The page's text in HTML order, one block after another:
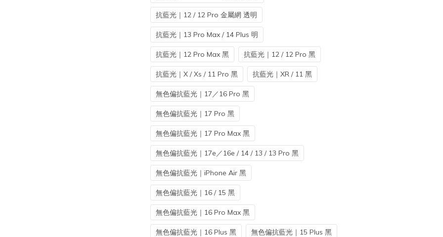
抗藍光｜12 / 12 Pro 金屬網 透明
抗藍光｜13 Pro Max / 14 Plus 明
抗藍光｜12 Pro Max 黑 抗藍光｜12 / 12 Pro 黑
抗藍光｜X / Xs / 11 Pro 黑 抗藍光｜XR / 11 黑
無色偏抗藍光｜17／16 Pro 黑
無色偏抗藍光｜17 Pro 黑
無色偏抗藍光｜17 Pro Max 黑
無色偏抗藍光｜17e／16e / 14 / 13 / 13 Pro 黑
無色偏抗藍光｜iPhone Air 黑
無色偏抗藍光｜16 / 15 黑
無色偏抗藍光｜16 Pro Max 黑
無色偏抗藍光｜16 Plus 黑 無色偏抗藍光｜15 Plus 黑